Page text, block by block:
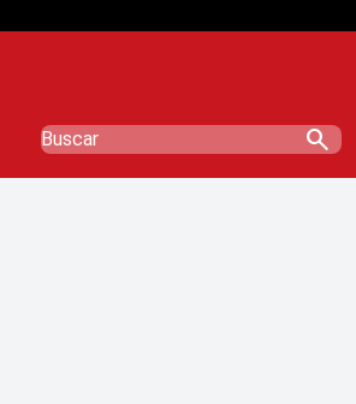
search